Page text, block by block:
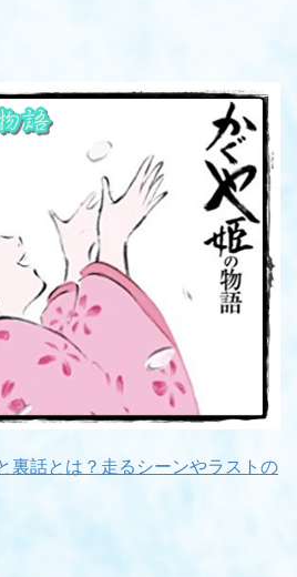
裏話とは？走るシーンやラストの